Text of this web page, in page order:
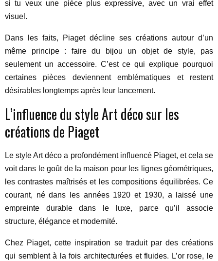
si tu veux une pièce plus expressive, avec un vrai effet
visuel.
Dans les faits, Piaget décline ses créations autour d’un
même principe : faire du bijou un objet de style, pas
seulement un accessoire. C’est ce qui explique pourquoi
certaines pièces deviennent emblématiques et restent
désirables longtemps après leur lancement.
L’influence du style Art déco sur les
créations de Piaget
Le style Art déco a profondément influencé Piaget, et cela se
voit dans le goût de la maison pour les lignes géométriques,
les contrastes maîtrisés et les compositions équilibrées. Ce
courant, né dans les années 1920 et 1930, a laissé une
empreinte durable dans le luxe, parce qu’il associe
structure, élégance et modernité.
Chez Piaget, cette inspiration se traduit par des créations
qui semblent à la fois architecturées et fluides. L’or rose, le